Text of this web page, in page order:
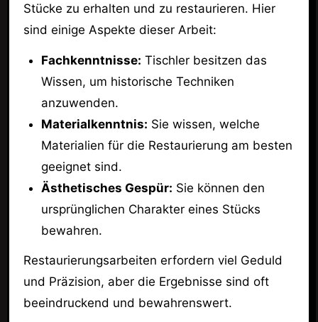
Stücke zu erhalten und zu restaurieren. Hier
sind einige Aspekte dieser Arbeit:
Fachkenntnisse: Tischler besitzen das
Wissen, um historische Techniken
anzuwenden.
Materialkenntnis: Sie wissen, welche
Materialien für die Restaurierung am besten
geeignet sind.
Ästhetisches Gespür: Sie können den
ursprünglichen Charakter eines Stücks
bewahren.
Restaurierungsarbeiten erfordern viel Geduld
und Präzision, aber die Ergebnisse sind oft
beeindruckend und bewahrenswert.